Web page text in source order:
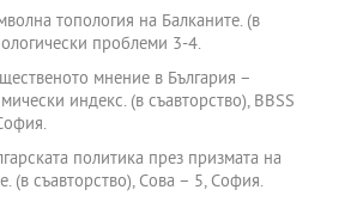
топология на Балканите. (в
проблеми 3-4.
мнение в България –
индекс. (в съавторство), BBSS
политика през призмата на
(в съавторство), Сова – 5, София.